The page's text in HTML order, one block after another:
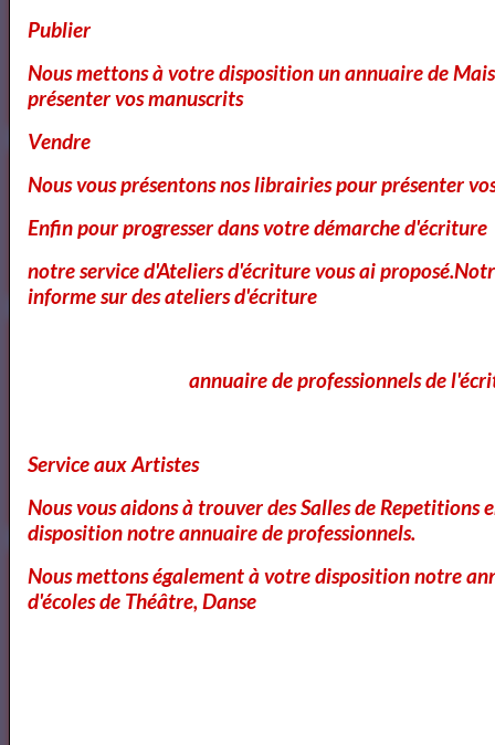
OK
Cours et Formation Paris
Cours et Ateliers de Cinema
Publier
Nous mettons à votre disposition un annuaire de
présenter vos manuscrits
Vendre
Nous vous présentons nos librairies pour présenter
Enfin pour progresser dans votre démarche d'écriture
notre service d'Ateliers d'écriture vous ai
informe sur des ateliers d'écriture
annuaire de professionnels de
Service aux Artistes
Nous vous aidons à trouver des Salles de Repetitions
disposition notre annuaire de professionnels.
Nous mettons également à votre disposition notre
d'écoles de Théâtre, Danse